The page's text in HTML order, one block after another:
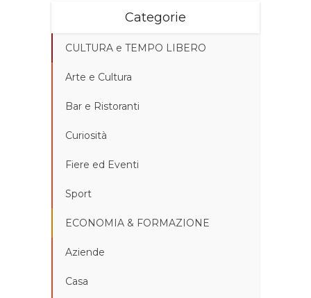
Categorie
CULTURA e TEMPO LIBERO
Arte e Cultura
Bar e Ristoranti
Curiosità
Fiere ed Eventi
Sport
ECONOMIA & FORMAZIONE
Aziende
Casa